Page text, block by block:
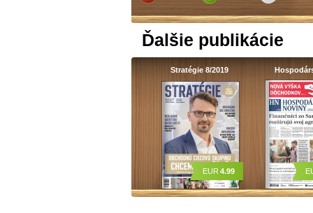
Ďalšie publikácie
Stratégie 8/2019
EUR 4.99